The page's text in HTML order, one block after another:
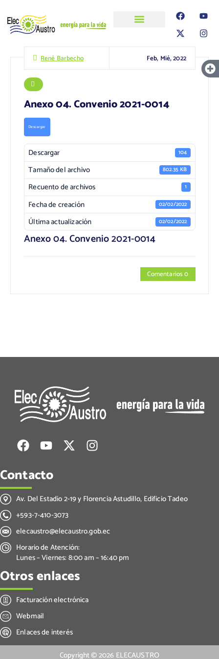
René Barbecho Feb, Mié, 2022
Anexo 04. Convenio 2021-0014
Descargar
Descargar 104
Tamaño del archivo 802.35 KB
Recuento de archivos 1
Fecha de creación 02/02/2022
Última actualización 02/02/2022
Anexo 04. Convenio 2021-0014
Comentarios 0
Contacto
Av. Del Estadio 2-19 y Florencia Astudillo, Edificio Tadeo
+593-7-410-3073
elecaustro@elecaustro.gob.ec
Horario de Atención:
Lunes – Viernes: 8:00 am – 16:40 pm
Otros enlaces
Facturación electrónica
Webmail
Enlaces de interés
Copyright ©2026 ELECAUSTRO